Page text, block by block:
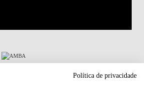
Política de privacidade